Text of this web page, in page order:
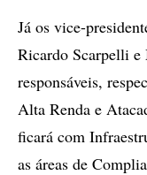
Já os vice-
Ricardo Scarpelli
responsáveis,
Alta Renda e
ficará com
as áreas de